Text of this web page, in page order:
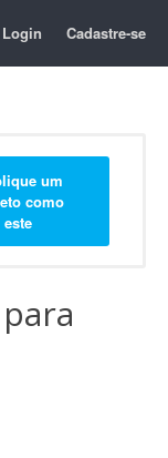
Login Cadastre-se
um
como
este